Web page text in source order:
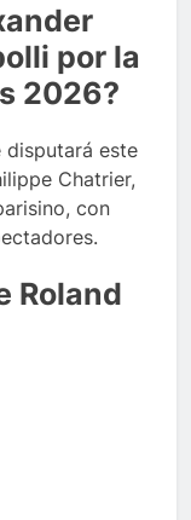
por la
2026?
disputará este
Chatrier,
con
Roland